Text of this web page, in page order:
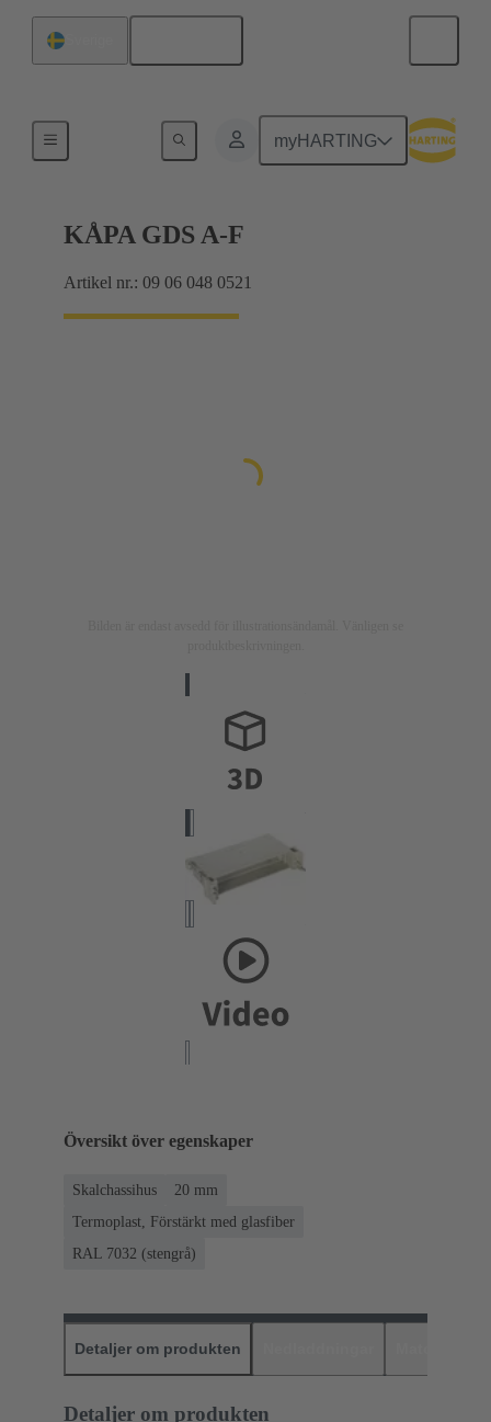
myHARTING
KÅPA GDS A-F
Artikel nr.: 09 06 048 0521
Översikt över egenskaper
Skalchassihus
20 mm
Termoplast, Förstärkt med glasfiber
RAL 7032 (stengrå)
Detaljer om produkten
Detaljer om produkten